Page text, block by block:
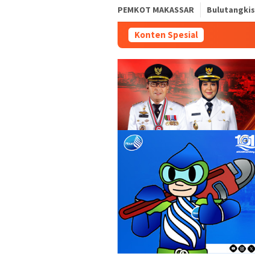
PEMKOT MAKASSAR Bulutangkis
Konten Spesial